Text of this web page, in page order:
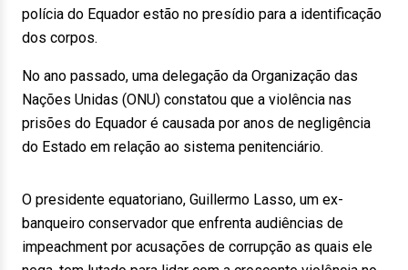
polícia do Equador estão no presídio para a identificação
dos corpos.
No ano passado, uma delegação da Organização das
Nações Unidas (ONU) constatou que a violência nas
prisões do Equador é causada por anos de negligência
do Estado em relação ao sistema penitenciário.
O presidente equatoriano, Guillermo Lasso, um ex-
banqueiro conservador que enfrenta audiências de
impeachment por acusações de corrupção as quais ele